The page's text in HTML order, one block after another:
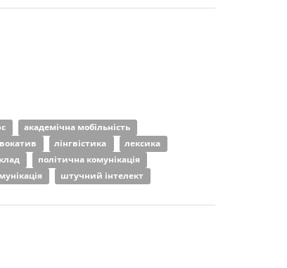
академічна мобільність
лінгвістика
лексика
політична комунікація
штучний інтелект